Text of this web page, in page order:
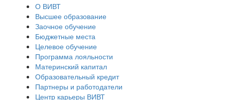
О ВИВТ
Высшее образование
Заочное обучение
Бюджетные места
Целевое обучение
Программа лояльности
Материнский капитал
Образовательный кредит
Партнеры и работодатели
Центр карьеры ВИВТ